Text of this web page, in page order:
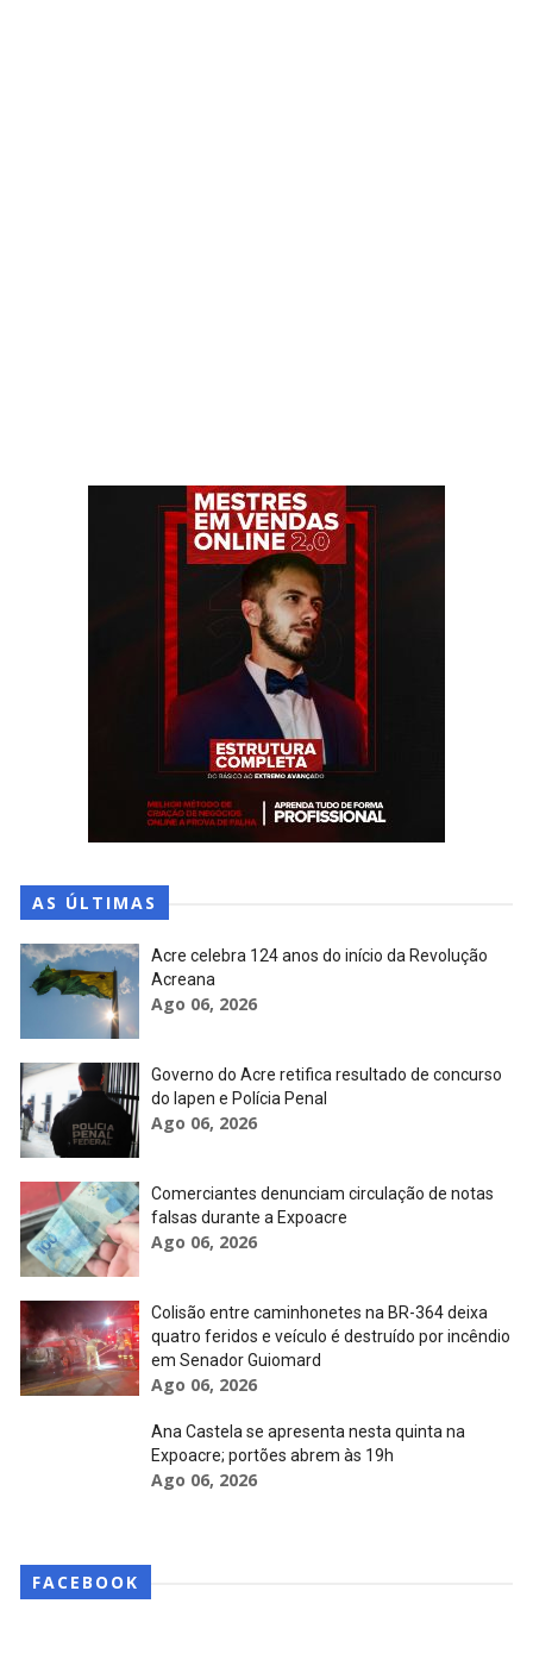
AS ÚLTIMAS
Acre celebra 124 anos do início da Revolução
Acreana
Ago 06, 2026
Governo do Acre retifica resultado de concurso
do Iapen e Polícia Penal
Ago 06, 2026
Comerciantes denunciam circulação de notas
falsas durante a Expoacre
Ago 06, 2026
Colisão entre caminhonetes na BR-364 deixa
quatro feridos e veículo é destruído por incêndio
em Senador Guiomard
Ago 06, 2026
Ana Castela se apresenta nesta quinta na
Expoacre; portões abrem às 19h
Ago 06, 2026
FACEBOOK